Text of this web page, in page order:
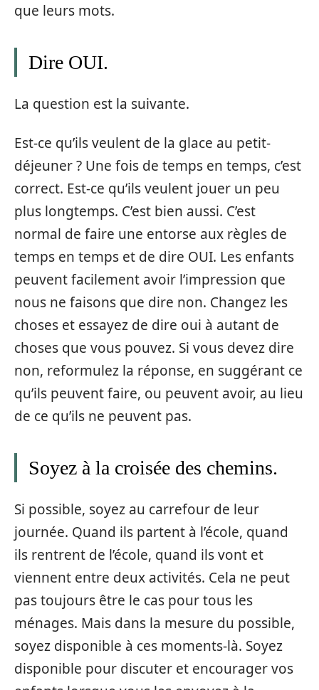
que leurs mots.
Dire OUI.
La question est la suivante.
Est-ce qu’ils veulent de la glace au petit-
déjeuner ? Une fois de temps en temps, c’est
correct. Est-ce qu’ils veulent jouer un peu
plus longtemps. C’est bien aussi. C’est
normal de faire une entorse aux règles de
temps en temps et de dire OUI. Les enfants
peuvent facilement avoir l’impression que
nous ne faisons que dire non. Changez les
choses et essayez de dire oui à autant de
choses que vous pouvez. Si vous devez dire
non, reformulez la réponse, en suggérant ce
qu’ils peuvent faire, ou peuvent avoir, au lieu
de ce qu’ils ne peuvent pas.
Soyez à la croisée des chemins.
Si possible, soyez au carrefour de leur
journée. Quand ils partent à l’école, quand
ils rentrent de l’école, quand ils vont et
viennent entre deux activités. Cela ne peut
pas toujours être le cas pour tous les
ménages. Mais dans la mesure du possible,
soyez disponible à ces moments-là. Soyez
disponible pour discuter et encourager vos